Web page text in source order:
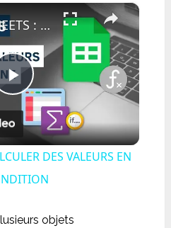
×
Play
Video
GOOGLE SHEETS : CALCULER DES VALEURS EN FONCTION D'UNE CONDITION
DES VALEURS EN
objets